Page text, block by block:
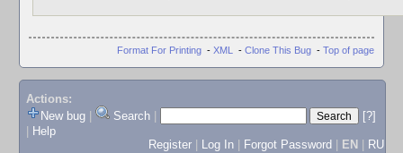
Format For Printing - XML - Clone This Bug - Top of page
Actions:
New bug
Search
[?]
Help
Register
Log In Forgot Password EN RU